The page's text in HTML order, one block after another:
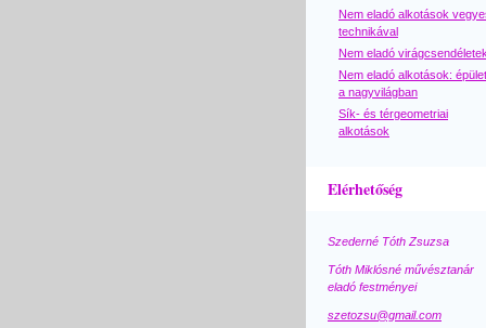
Nem eladó alkotások
technikával
Nem eladó virágcsendéletek
Nem eladó alkotások:
a nagyvilágban
Sík- és térgeometriai
alkotások
Elérhetőség
Szederné Tóth Zsuzsa
Tóth Miklósné művésztanár
eladó festményei
szetozsu@gmail.com